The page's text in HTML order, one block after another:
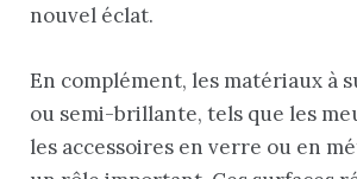
nouvel éclat.
En complément, les matériaux à
ou semi-brillante, tels que les
les accessoires en verre ou en